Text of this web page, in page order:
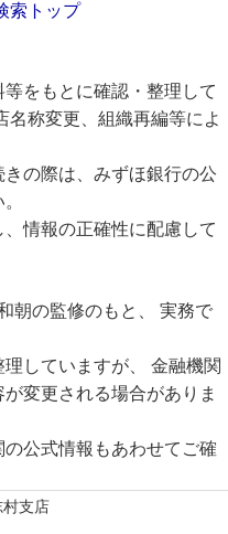
索トップ
をもとに確認・整理して
名称変更、組織再編等によ
の際は、みずほ銀行の公
情報の正確性に配慮して
朝の監修のもと、 実務で
していますが、 金融機関
変更される場合がありま
公式情報もあわせてご確
村支店